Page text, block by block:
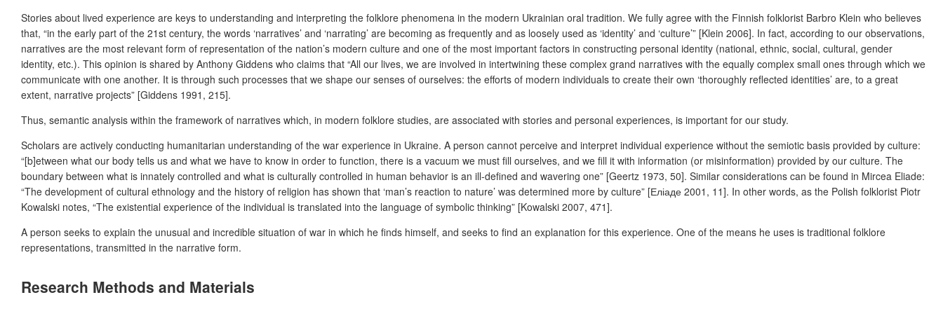
Stories about lived experience are keys to understanding and interpreting the folklore phenomena in the modern Ukrainian oral tradition. We fully agree with the Finnish folklorist Barbro Klein who believes
that, “in the early part of the 21st century, the words ‘narratives’ and ‘narrating’ are becoming as frequently and as loosely used as ‘identity’ and ‘culture’” [Klein 2006]. In fact, according to our observations,
narratives are the most relevant form of representation of the nation’s modern culture and one of the most important factors in constructing personal identity (national, ethnic, social, cultural, gender
identity, etc.). This opinion is shared by Anthony Giddens who claims that “All our lives, we are involved in intertwining these complex grand narratives with the equally complex small ones through which we
communicate with one another. It is through such processes that we shape our senses of ourselves: the efforts of modern individuals to create their own ‘thoroughly reflected identities’ are, to a great
extent, narrative projects” [Giddens 1991, 215].
Thus, semantic analysis within the framework of narratives which, in modern folklore studies, are associated with stories and personal experiences, is important for our study.
Scholars are actively conducting humanitarian understanding of the war experience in Ukraine. A person cannot perceive and interpret individual experience without the semiotic basis provided by culture:
“[b]etween what our body tells us and what we have to know in order to function, there is a vacuum we must fill ourselves, and we fill it with information (or misinformation) provided by our culture. The
boundary between what is innately controlled and what is culturally controlled in human behavior is an ill-defined and wavering one” [Geertz 1973, 50]. Similar considerations can be found in Mircea Eliade:
“The development of cultural ethnology and the history of religion has shown that ‘man’s reaction to nature’ was determined more by culture” [Еліаде 2001, 11]. In other words, as the Polish folklorist Piotr
Kowalski notes, “The existential experience of the individual is translated into the language of symbolic thinking” [Kowalski 2007, 471].
A person seeks to explain the unusual and incredible situation of war in which he finds himself, and seeks to find an explanation for this experience. One of the means he uses is traditional folklore
representations, transmitted in the narrative form.
Research Methods and Materials